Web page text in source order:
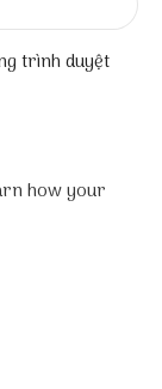
trình duyệt
how your